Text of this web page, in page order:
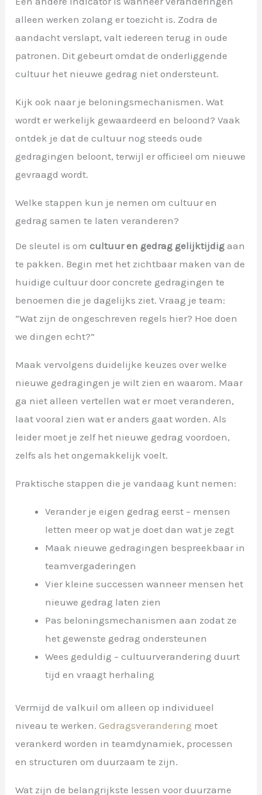
alleen werken zolang er toezicht is. Zodra de
aandacht verslapt, valt iedereen terug in oude
patronen. Dit gebeurt omdat de onderliggende
cultuur het nieuwe gedrag niet ondersteunt.
Kijk ook naar je beloningsmechanismen. Wat
wordt er werkelijk gewaardeerd en beloond? Vaak
ontdek je dat de cultuur nog steeds oude
gedragingen beloont, terwijl er officieel om nieuwe
gevraagd wordt.
Welke stappen kun je nemen om cultuur en
gedrag samen te laten veranderen?
De sleutel is omcultuur en gedrag gelijktijdig aan
te pakken. Begin met het zichtbaar maken van de
huidige cultuur door concrete gedragingen te
benoemen die je dagelijks ziet. Vraag je team:
“Wat zijn de ongeschreven regels hier? Hoe doen
we dingen echt?”
Maak vervolgens duidelijke keuzes over welke
nieuwe gedragingen je wilt zien en waarom. Maar
ga niet alleen vertellen wat er moet veranderen,
laat vooral zien wat er anders gaat worden. Als
leider moet je zelf het nieuwe gedrag voordoen,
zelfs als het ongemakkelijk voelt.
Praktische stappen die je vandaag kunt nemen:
Verander je eigen gedrag eerst – mensen
letten meer op wat je doet dan wat je zegt
Maak nieuwe gedragingen bespreekbaar in
teamvergaderingen
Vier kleine successen wanneer mensen het
nieuwe gedrag laten zien
Pas beloningsmechanismen aan zodat ze
het gewenste gedrag ondersteunen
Wees geduldig – cultuurverandering duurt
tijd en vraagt herhaling
Vermijd de valkuil om alleen op individueel
niveau te werken.Gedragsverandering moet
verankerd worden in teamdynamiek, processen
en structuren om duurzaam te zijn.
Wat zijn de belangrijkste lessen voor duurzame